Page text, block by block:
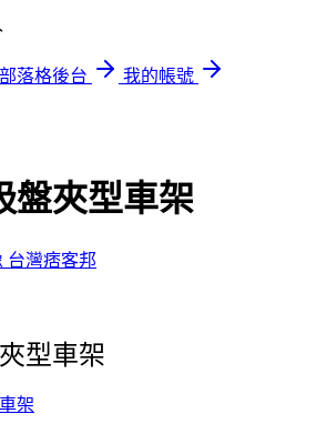
落格後台
我的帳號
盤夾型車架
台灣痞客邦
型車架